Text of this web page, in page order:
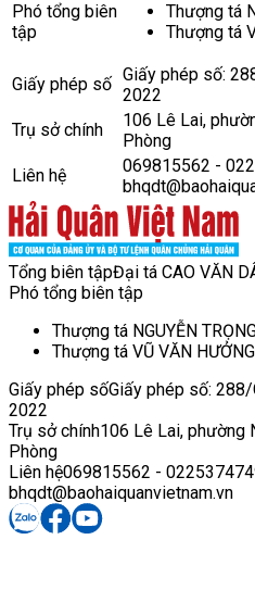
Phó tổng biên
tập
Thượng tá
Thượng tá
Giấy phép số Giấy phép số:
2022
Trụ sở chính
106 Lê Lai,
Phòng
Liên hệ
069815562 -
Tổng biên tậpĐại tá CAO VĂN
Phó tổng biên tập
Thượng tá NGUYỄN
Thượng tá VŨ VĂN HƯỞNG
Giấy phép sốGiấy phép số:
2022
Trụ sở chính106 Lê Lai, phường
Phòng
Liên hệ069815562 -
bhqdt@baohaiquanvietnam.vn